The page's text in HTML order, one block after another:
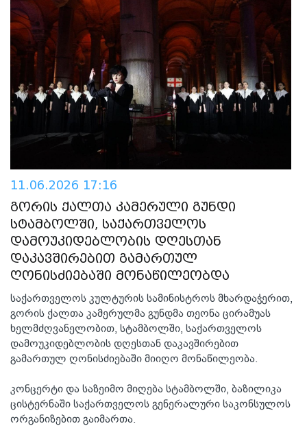
11.06.2026 17:16
გორის ქალთა კამერული გუნდი
სტამბოლში, საქართველოს
დამოუკიდებლობის დღესთან
დაკავშირებით გამართულ
ღონისძიებაში მონაწილეობდა
საქართველოს კულტურის სამინისტროს მხარდაჭერით,
გორის ქალთა კამერულმა გუნდმა თეონა ცირამუას
ხელმძღვანელობით, სტამბოლში, საქართველოს
დამოუკიდებლობის დღესთან დაკავშირებით
გამართულ ღონისძიებაში მიიღო მონაწილეობა.
კონცერტი და საზეიმო მიღება სტამბოლში, ბაზილიკა
ცისტერნაში საქართველოს გენერალური საკონსულოს
ორგანიზებით გაიმართა.